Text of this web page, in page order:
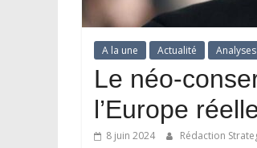
A la une Actualité Analyses
Le néo-
l’Europe
8 juin 2024 Rédaction